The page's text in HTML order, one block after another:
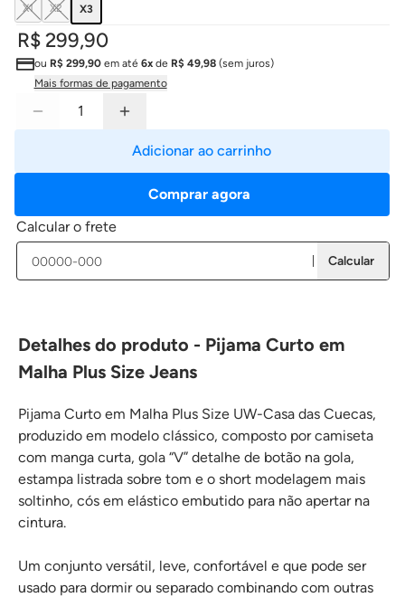
X1 X2 X3
R$ 299,90
ou R$ 299,90em até 6xde R$ 49,98(sem juros)
Mais formas de pagamento
Comprar agora
Adicionar ao carrinho
Calcular o frete
Calcular
Detalhes do produto - Pijama Curto em
Malha Plus Size Jeans
Pijama Curto em Malha Plus Size UW-Casa das Cuecas,
produzido em modelo clássico, composto por camiseta
com manga curta, gola “V” detalhe de botão na gola,
estampa listrada sobre tom e o short modelagem mais
soltinho, cós em elástico embutido para não apertar na
cintura.
Um conjunto versátil, leve, confortável e que pode ser
usado para dormir ou separado combinando com outras